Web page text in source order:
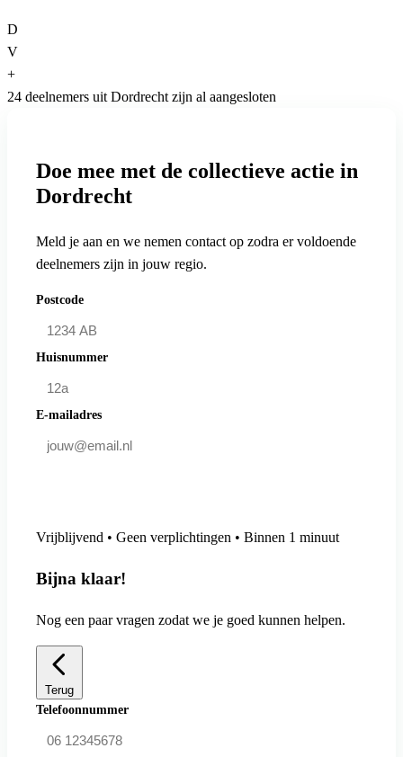
D
V
+
24 deelnemers uit Dordrecht zijn al aangesloten
Doe mee met de collectieve actie in
Dordrecht
Meld je aan en we nemen contact op zodra er voldoende
deelnemers zijn in jouw regio.
Postcode
Huisnummer
E-mailadres
Vrijblijvend • Geen verplichtingen • Binnen 1 minuut
Bijna klaar!
Nog een paar vragen zodat we je goed kunnen helpen.
Terug
Telefoonnummer